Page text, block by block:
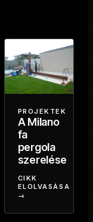
PROJEKTEK
A Milano
fa
pergola
szerelése
CIKK
ELOLVASÁSA
→